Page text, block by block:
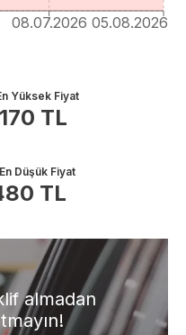
08.07.2026 05.08.2026
Yüksek Fiyat
TL
Düşük Fiyat
TL
almadan